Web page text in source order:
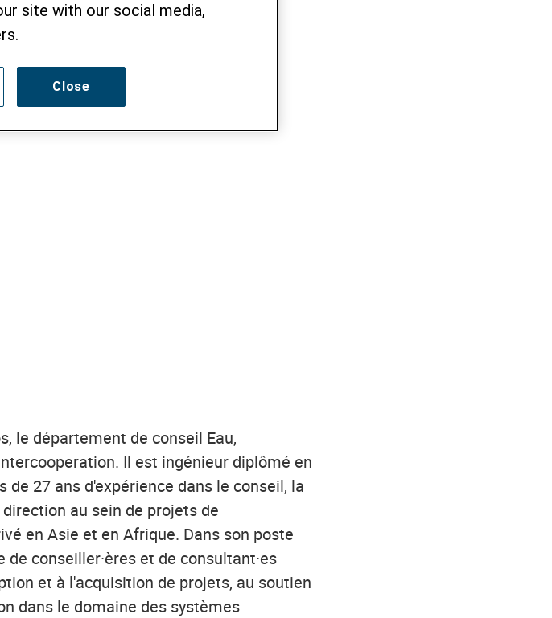
le département de conseil Eau,
Il est ingénieur diplômé en
27 ans d'expérience dans le conseil, la
au sein de projets de
en Asie et en Afrique. Dans son poste
conseiller·ères et de consultant·es
et à l'acquisition de projets, au soutien
dans le domaine des systèmes
site with our social media,
Close